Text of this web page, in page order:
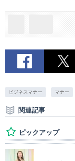
ビジネスマナー マナー
関連記事
ピックアップ